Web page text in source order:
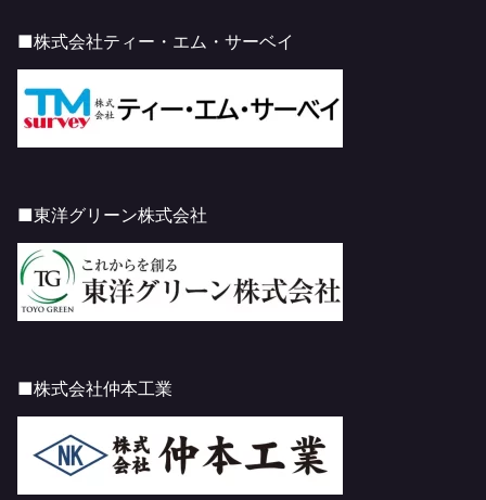
■株式会社ティー・エム・サーベイ
■東洋グリーン株式会社
■株式会社仲本工業